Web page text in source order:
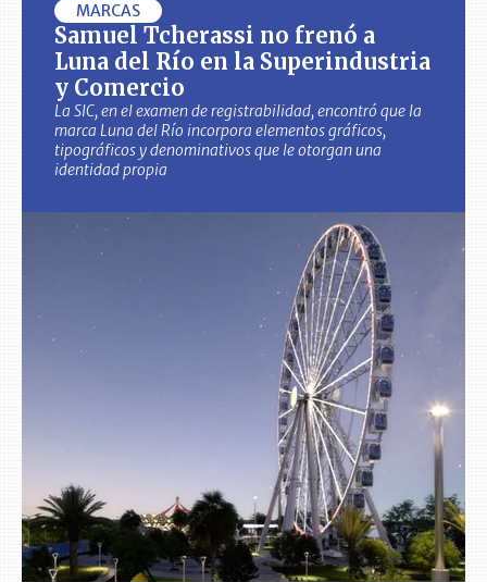
MARCAS
Samuel Tcherassi no frenó a
Luna del Río en la Superindustria
y Comercio
La SIC, en el examen de registrabilidad, encontró que la
marca Luna del Río incorpora elementos gráficos,
tipográficos y denominativos que le otorgan una
identidad propia